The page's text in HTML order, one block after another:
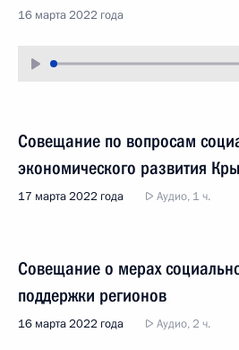
16 марта 2022 года
Совещание по вопросам
экономического развития
17 марта 2022 года Аудио, 1 ч.
Совещание о мерах
поддержки регионов
16 марта 2022 года Аудио, 2 ч.